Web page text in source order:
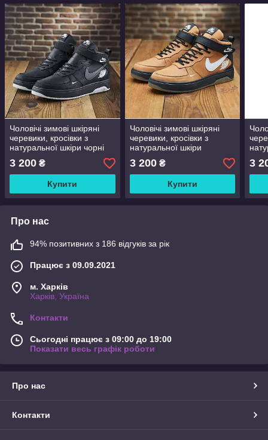
Чоловічі зимові шкіряні
черевики, кросівки з
натуральної шкіри чорні
на хутрі для чоловіків на
зиму, розмір 40 41 42 43
44 45
3 200 ₴
Купити
Чоловічі зимові шкіряні
черевики, кросівки з
натуральної шкіри
коричневі на хутрі для
чоловіків на зиму, розмір
40 41 42 43 44 45
3 200₴
Купити
44
3
Про нас
94% позитивних з 186 відгуків за рік
Працює з 09.09.2021
м. Харків
Харків, Україна
Контакти
Сьогодні працює з 09:00 до 19:00
Показати весь графік роботи
Про нас
Контакти